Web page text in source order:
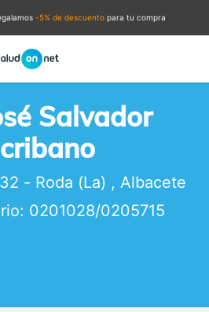
-5% de descuento para tu compra
Salvador
- Roda (La) , Albacete
0201028/0205715